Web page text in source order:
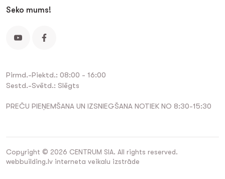
Seko mums!
Pirmd.-Piektd.: 08:00 - 16:00
Sestd.-Svētd.: Slēgts
PREČU PIEŅEMŠANA UN IZSNIEGŠANA NOTIEK NO 8:30-15:30
Copyright © 2026 CENTRUM SIA. All rights reserved.
webbuilding.lv interneta veikalu izstrāde